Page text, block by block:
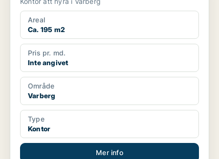
Areal
Ca. 195 m2
Pris pr. md.
Inte angivet
Område
Varberg
Type
Kontor
Mer info